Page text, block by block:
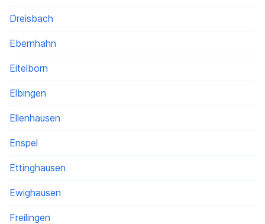
Dreisbach
Ebernhahn
Eitelborn
Elbingen
Ellenhausen
Enspel
Ettinghausen
Ewighausen
Freilingen